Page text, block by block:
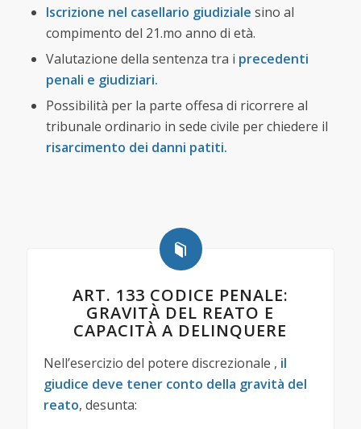
Iscrizione nel casellario giudiziale sino al
compimento del 21.mo anno di età.
Valutazione della sentenza tra i precedenti
penali e giudiziari.
Possibilità per la parte offesa di ricorrere al
tribunale ordinario in sede civile per chiedere il
risarcimento dei danni patiti.
ART. 133 CODICE PENALE:
GRAVITÀ DEL REATO E
CAPACITÀ A DELINQUERE
Nell’esercizio del potere discrezionale , il
giudice deve tener conto della gravità del
reato, desunta: